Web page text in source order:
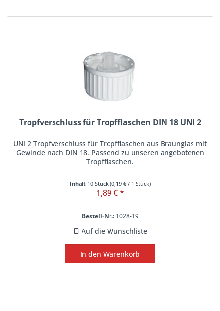
Tropfverschluss für Tropfflaschen DIN 18 UNI 2
UNI 2 Tropfverschluss für Tropfflaschen aus Braunglas mit
Gewinde nach DIN 18. Passend zu unseren angebotenen
Tropfflaschen.
Inhalt 10 Stück (0,19 €/ 1 Stück)
1,89 € *
Bestell-Nr.:1028-19
Auf die Wunschliste
In den Warenkorb